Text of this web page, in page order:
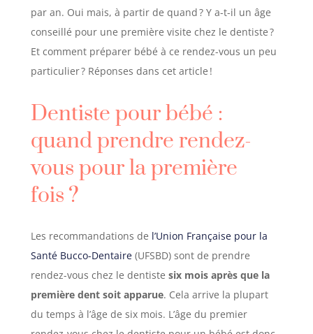
par an. Oui mais, à partir de quand? Y a-t-il un âge
conseillé pour une première visite chez le dentiste?
Et comment préparer bébé à ce rendez-vous un peu
particulier? Réponses dans cet article !
Dentiste pour bébé :
quand prendre rendez-
vous pour la première
fois ?
Les recommandations de l’Union Française pour la
Santé Bucco-Dentaire(UFSBD) sont de prendre
rendez-vous chez le dentiste six mois après que la
première dent soit apparue. Cela arrive la plupart
du temps à l’âge de six mois. L’âge du premier